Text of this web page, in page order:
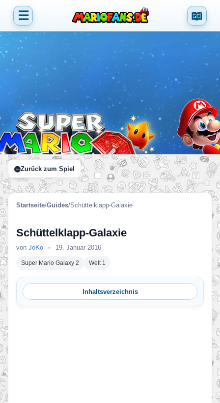
☰ 📖
Zurück zum Spiel
Startseite/Guides/Schüttelklapp-Galaxie
Schüttelklapp-Galaxie
von JoKo • 19. Januar 2016
Super Mario Galaxy 2 Welt 1
Inhaltsverzeichnis